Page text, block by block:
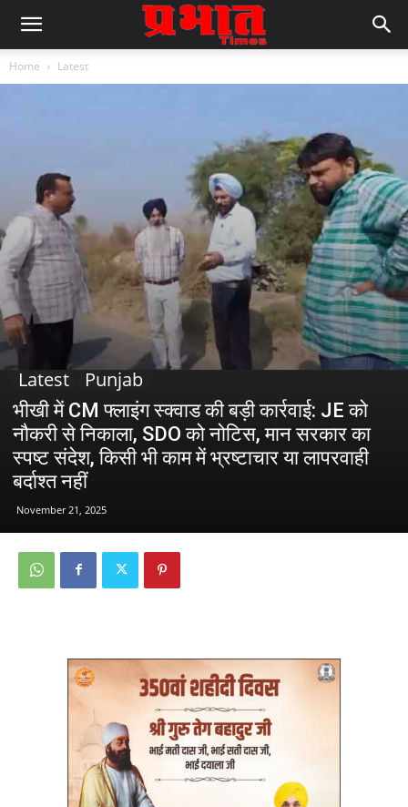
Home Latest
Latest Punjab
भीखी में CM फ्लाइंग स्क्वाड की बड़ी कार्रवाई: JE को
नौकरी से निकाला, SDO को नोटिस, मान सरकार का
स्पष्ट संदेश, किसी भी काम में भ्रष्टाचार या लापरवाही
बर्दाश्त नहीं
November 21, 2025